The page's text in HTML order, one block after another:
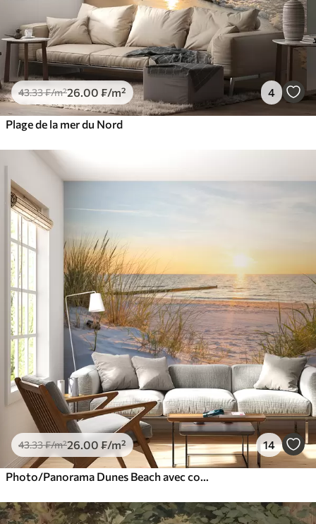
43.33₣/m²26 .00 ₣/m² 4
Plage de la mer du Nord
43.33₣/m²26 .00 ₣/m² 14